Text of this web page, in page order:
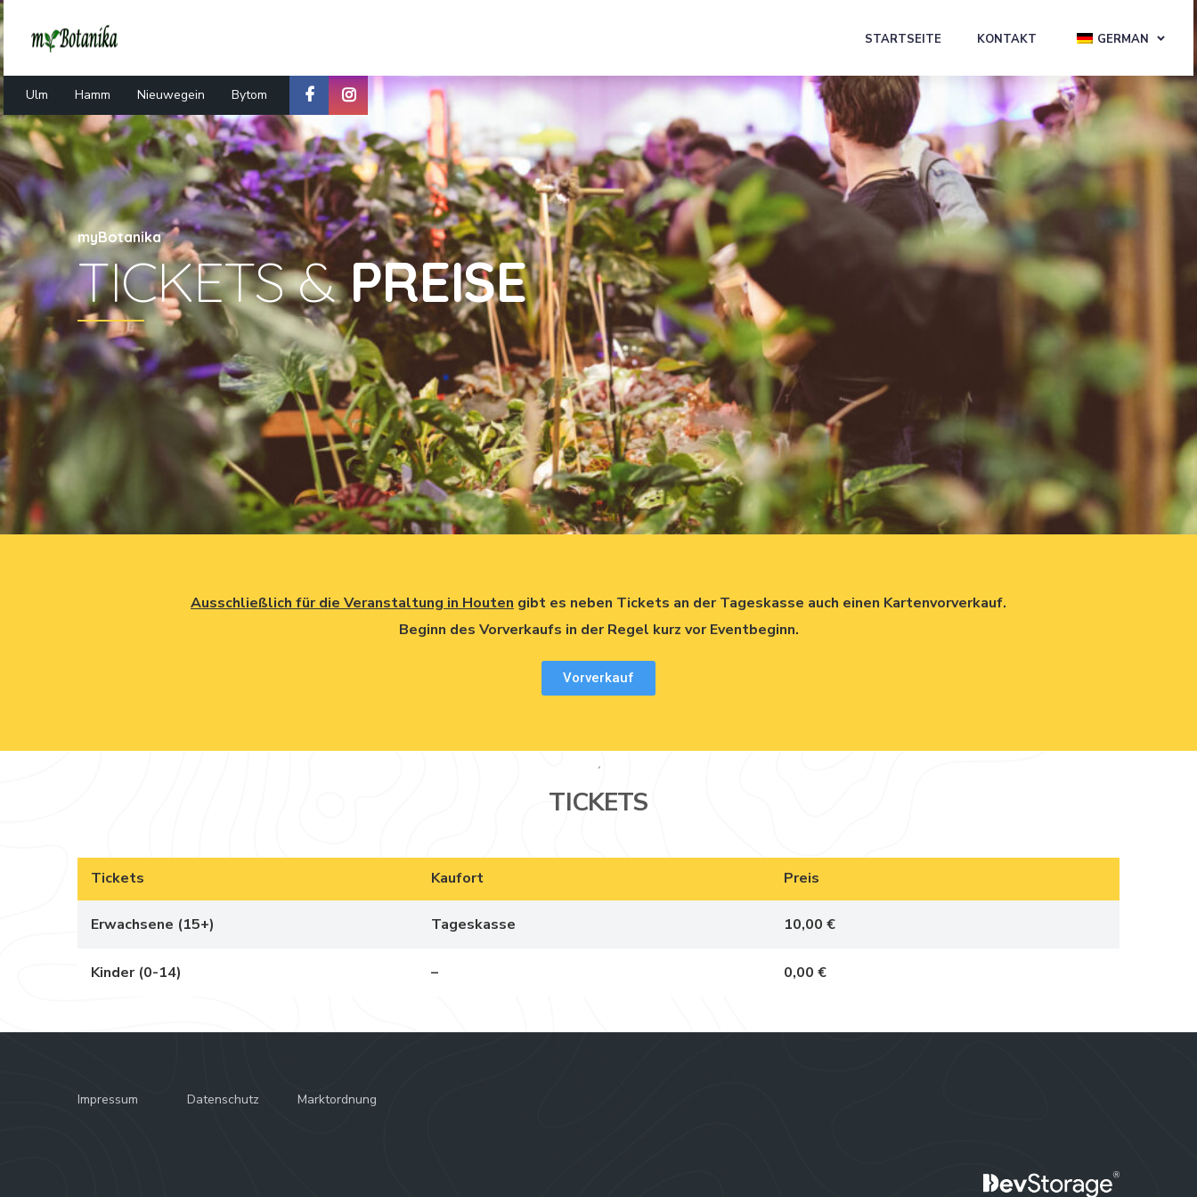
STARTSEITE KONTAKT GERMAN
Ulm Hamm Nieuwegein Bytom
myBotanika
TICKETS &PREISE
Ausschließlich für die Veranstaltung in Houten gibt es neben Tickets an der Tageskasse auch einen Kartenvorverkauf.
Beginn des Vorverkaufs in der Regel kurz vor Eventbeginn.
Vorverkauf
´
TICKETS
Tickets Kaufort Preis
Erwachsene (15+) Tageskasse 10,00 €
Kinder (0-14) – 0,00 €
Impressum Datenschutz Marktordnung